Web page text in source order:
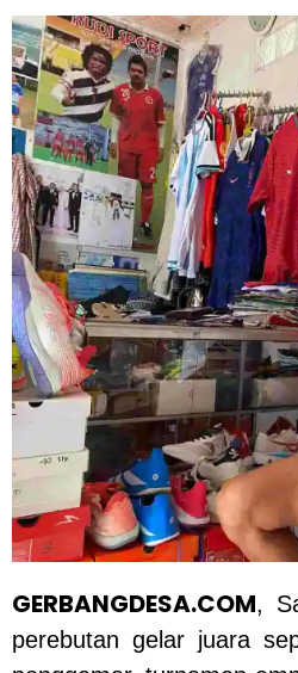
GERBANGDESA.COM,
perebutan gelar juara